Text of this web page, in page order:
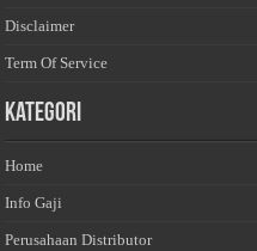
Disclaimer
Term Of Service
Kategori
Home
Info Gaji
Perusahaan Distributor